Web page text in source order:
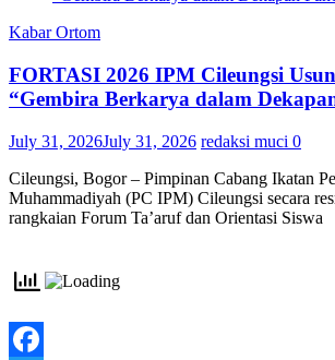
Kabar Ortom
FORTASI 2026 IPM Cileungsi
“Gembira Berkarya dalam
July 31, 2026July 31, 2026 redaksi muci 0
Cileungsi, Bogor – Pimpinan Cabang Ikatan
Muhammadiyah (PC IPM) Cileungsi secara
rangkaian Forum Ta’aruf dan Orientasi Siswa